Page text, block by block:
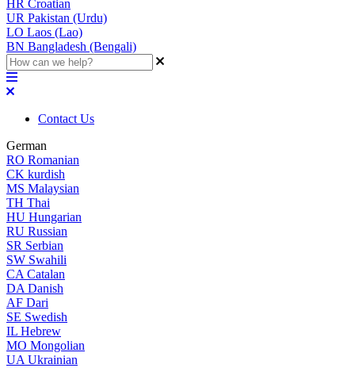
HR Croatian
UR Pakistan (Urdu)
LO Laos (Lao)
BN Bangladesh (Bengali)
Contact Us
German
RO Romanian
CK kurdish
MS Malaysian
TH Thai
HU Hungarian
RU Russian
SR Serbian
SW Swahili
CA Catalan
DA Danish
AF Dari
SE Swedish
IL Hebrew
MO Mongolian
UA Ukrainian